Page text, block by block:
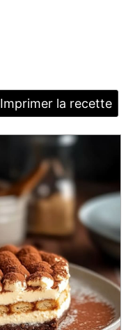
Imprimer la recette